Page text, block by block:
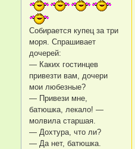
Собирается купец за три
моря. Спрашивает
дочерей:
— Каких гостинцев
привезти вам, дочери
мои любезные?
— Привези мне,
батюшка, лекало! —
молвила старшая.
— Дохтура, что ли?
— Да нет, батюшка.